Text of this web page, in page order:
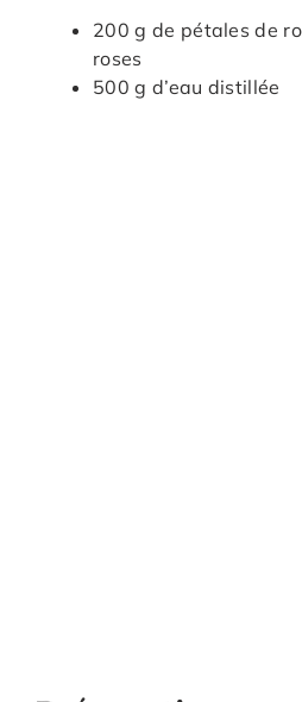
200 g de pétales de
roses
500 g d’eau distillée